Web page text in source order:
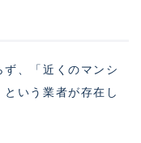
、「近くのマンシ
いう業者が存在し